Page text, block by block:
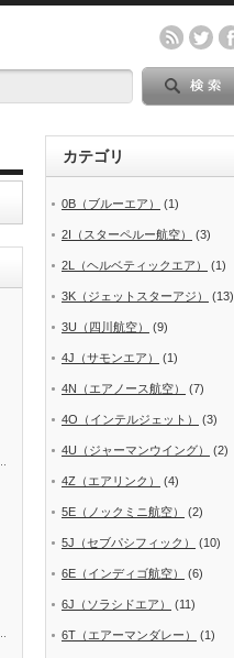
カテゴリ
0B（ブルーエア） (1)
2I（スターペルー航空） (3)
2L（ヘルベティックエア） (1)
3K（ジェットスターアジ） (13)
3U（四川航空） (9)
4J（サモンエア） (1)
4N（エアノース航空） (7)
4O（インテルジェット） (3)
4U（ジャーマンウイング） (2)
4Z（エアリンク） (4)
5E（ノックミニ航空） (2)
5J（セブパシフィック） (10)
6E（インディゴ航空） (6)
6J（ソラシドエア） (11)
6T（エアーマンダレー） (1)